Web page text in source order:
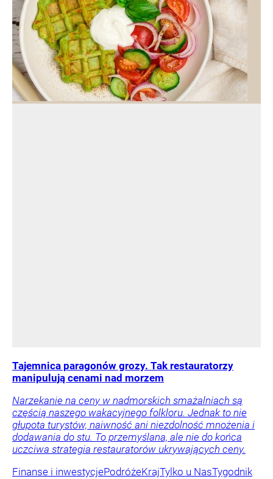
Tajemnica paragonów grozy. Tak restauratorzy
manipulują cenami nad morzem
Narzekanie na ceny w nadmorskich smażalniach są
częścią naszego wakacyjnego folkloru. Jednak to nie
głupota turystów, naiwność ani niezdolność mnożenia i
dodawania do stu. To przemyślana, ale nie do końca
uczciwa strategia restauratorów ukrywających ceny.
Finanse i inwestycjePodróżeKrajTylko u NasTygodnik